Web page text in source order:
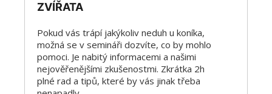
ZVÍŘATA
Pokud vás trápí jakýkoliv neduh u koníka,
možná se v semináři dozvíte, co by mohlo
pomoci. Je nabitý informacemi a našimi
nejověřenějšími zkušenostmi. Zkrátka 2h
plné rad a tipů, které by vás jinak třeba